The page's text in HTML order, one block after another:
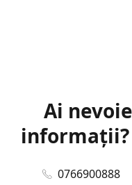
Ai
informații?
0766900888